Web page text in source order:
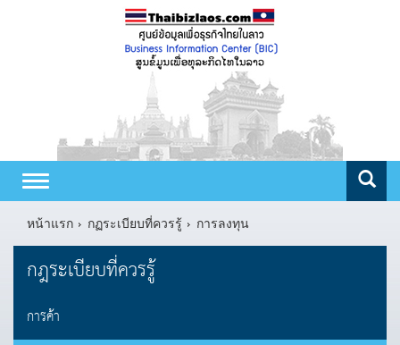
Toggle
navigation
หน้าแรก
กฏระเบียบที่ควรรู้ การลงทุน
กฎระเบียบที่ควรรู้
การค้า